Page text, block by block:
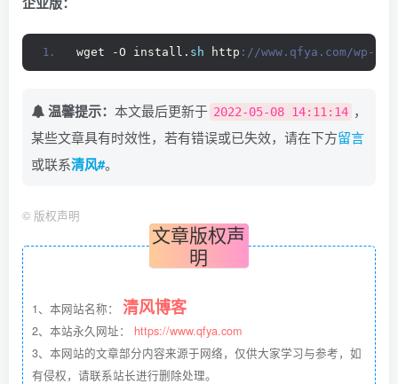
wget -O install. sh http ://www.qfya.com/wp-
温馨提示： 本文最后更新于 2022-05-08 14:11:14 ，
某些文章具有时效性，若有错误或已失效，请在下方留言
或联系清风#。
© 版权声明
文章版权声
明
1、本网站名称： 清风博客
2、本站永久网址： https://www.qfya.com
3、本网站的文章部分内容来源于网络，仅供大家学习与参考，如
有侵权，请联系站长进行删除处理。